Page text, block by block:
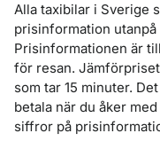
Alla taxibilar i Sverige
prisinformation
Prisinformationen är
för resan.
som tar 15 minuter.
betala när du åker
siffror på